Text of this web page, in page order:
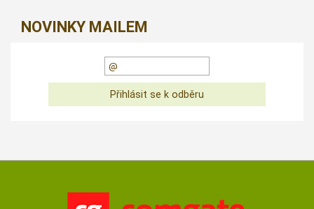
NOVINKY MAILEM